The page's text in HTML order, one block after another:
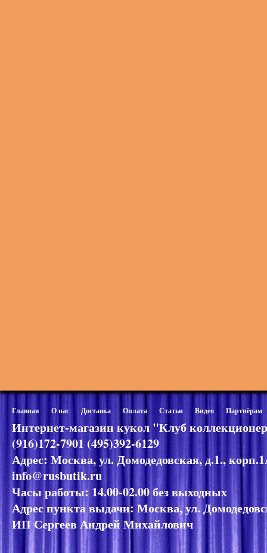
Главная О нас Доставка Оплата Статьи Видео Партнёрам
Интернет-магазин кукол "Клуб
(916)172-7901 (495)392-6129
Адрес: Москва, ул. Домодедовская, д.1.,
info@rusbutik.ru
Часы работы: 14.00-02.00 без выходных
Адрес пункта выдачи: Москва, ул.
ИП Сергеев Андрей Михайлович